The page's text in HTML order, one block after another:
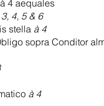
4 aequales
4, 5 & 6
stella à 4
sopra Conditor
à 4